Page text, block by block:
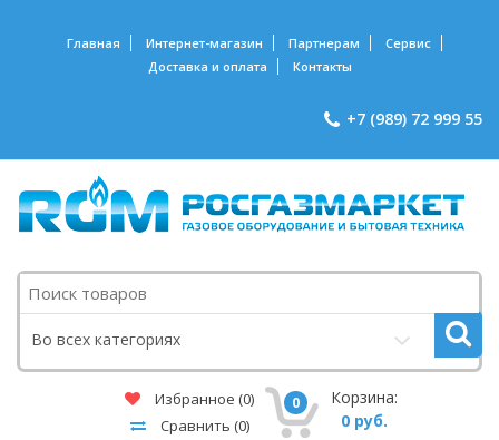
Главная Интернет-магазин Партнерам
Сервис
Доставка и оплата
Контакты
+7 (989) 72 999 55
Поиск
Во всех категориях
Избранное (0)
Сравнить (0)
0
Корзина:
0 руб.